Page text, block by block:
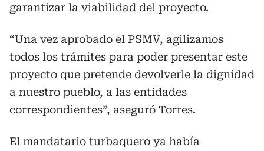
garantizar la viabilidad del proyecto.
“Una vez aprobado el PSMV, agilizamos
todos los trámites para poder presentar este
proyecto que pretende devolverle la dignidad
a nuestro pueblo, a las entidades
correspondientes”, aseguró Torres.
El mandatario turbaquero ya había